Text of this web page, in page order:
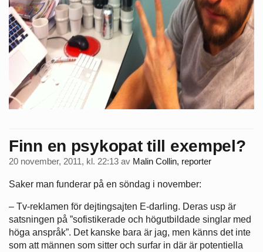
Finn en psykopat till exempel?
20 november, 2011, kl. 22:13 av Malin Collin, reporter
Saker man funderar på en söndag i november:
– Tv-reklamen för dejtingsajten E-darling. Deras usp är
satsningen på ”sofistikerade och högutbildade singlar med
höga anspråk”. Det kanske bara är jag, men känns det inte
som att männen som sitter och surfar in där är potentiella